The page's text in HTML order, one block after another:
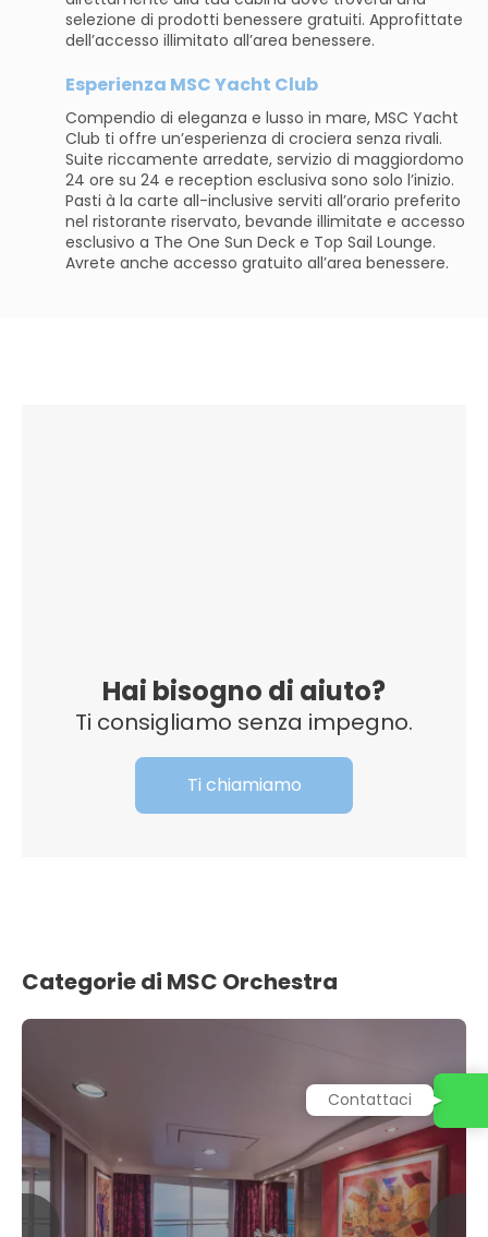
selezione di prodotti benessere gratuiti. Approfittate
dell’accesso illimitato all’area benessere.
Esperienza MSC Yacht Club
Compendio di eleganza e lusso in mare, MSC Yacht
Club ti offre un’esperienza di crociera senza rivali.
Suite riccamente arredate, servizio di maggiordomo
24 ore su 24 e reception esclusiva sono solo l’inizio.
Pasti à la carte all-inclusive serviti all’orario preferito
nel ristorante riservato, bevande illimitate e accesso
esclusivo a The One Sun Deck e Top Sail Lounge.
Avrete anche accesso gratuito all’area benessere.
Hai bisogno di aiuto?
Ti consigliamo senza impegno.
Ti chiamiamo
Categorie di MSC Orchestra
Contattaci